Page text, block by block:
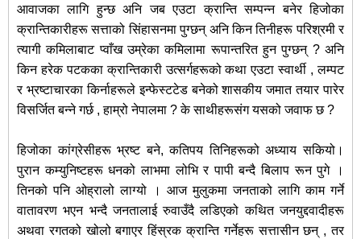
आवाजका लागि हुन्छ अनि जब एउटा क्रान्ति सम्पन्न बनेर हिजोका
क्रान्तिकारीहरू सत्ताको सिंहासनमा पुग्छन् अनि किन तिनीहरू परिश्रमी र
त्यागी कमिलाबाट प्वाँख उम्रेकाकमिलामा रूपान्तरित हुन पुग्छन् ? अनि
किन हरेक पटकका क्रान्तिकारी उत्सर्गहरूको कथा एउटा स्वार्थी , लम्पट
र भ्रष्टाचारका किर्नाहरूले इन्फेस्टटेड बनेको शासकीय जमात तयार पारेर
विसर्जित बन्ने गर्छ , हाम्रो नेपालमा ? के साथीहरूसंग यसको जवाफ छ ?
हिजोका कांग्रेसीहरू भ्रष्ट बने, कतिपय तिनिहरूको अध्याय सकियो।
पुरान कम्युनिष्टहरू धनको लाभमा लोभि र पापी बन्दै बिलाप रून पुगे ।
तिनको पनि ओह्रालो लाग्यो । आज मुलुकमा जनताको लागि काम गर्ने
वातावरण भएन भन्दै जनतालाई रुवाउँदै लडिएको कथित जनयुद्दवादीहरू
अथवा रगतको खोलो बगाएर हिंस्रक क्रान्ति गर्नेहरू सत्तासीन छन् , तर